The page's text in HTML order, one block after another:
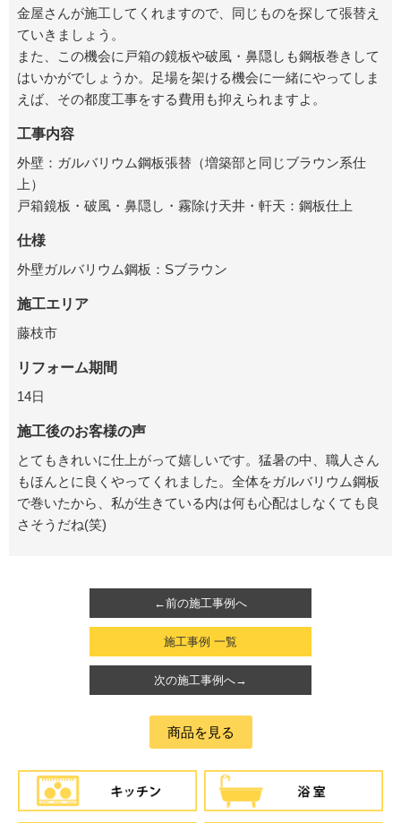
金屋さんが施工してくれますので、同じものを探して張替え
ていきましょう。
また、この機会に戸箱の鏡板や破風・鼻隠しも鋼板巻きして
はいかがでしょうか。足場を架ける機会に一緒にやってしま
えば、その都度工事をする費用も抑えられますよ。
工事内容
外壁：ガルバリウム鋼板張替（増築部と同じブラウン系仕
上）
戸箱鏡板・破風・鼻隠し・霧除け天井・軒天：鋼板仕上
仕様
外壁ガルバリウム鋼板：Sブラウン
施工エリア
藤枝市
リフォーム期間
14日
施工後のお客様の声
とてもきれいに仕上がって嬉しいです。猛暑の中、職人さん
もほんとに良くやってくれました。全体をガルバリウム鋼板
で巻いたから、私が生きている内は何も心配はしなくても良
さそうだね(笑)
←前の施工事例へ
施工事例 一覧
次の施工事例へ→
商品を見る